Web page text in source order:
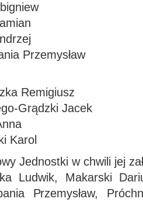
Przemysław
Remigiusz
Grądzki Jacek
Karol
Jednostki w chwili jej
Ludwik, Makarski
Przemysław,